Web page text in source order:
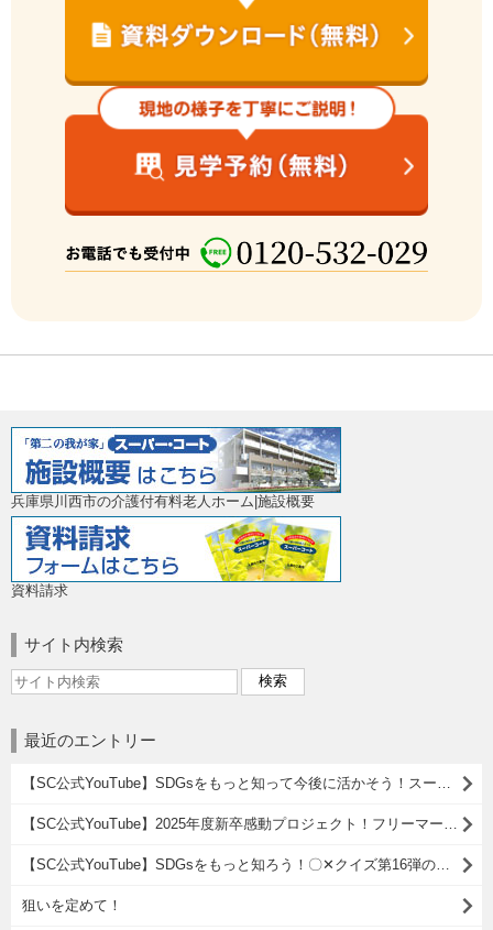
兵庫県川西市の介護付有料老人ホーム|施設概要
資料請求
サイト内検索
最近のエントリー
【SC公式YouTube】SDGsをもっと知って今後に活かそう！スーパー・コート○×クイズ第15弾！
【SC公式YouTube】2025年度新卒感動プロジェクト！フリーマーケット活動報告( ^)o(^ )
【SC公式YouTube】SDGsをもっと知ろう！〇✕クイズ第16弾のご紹介
狙いを定めて！